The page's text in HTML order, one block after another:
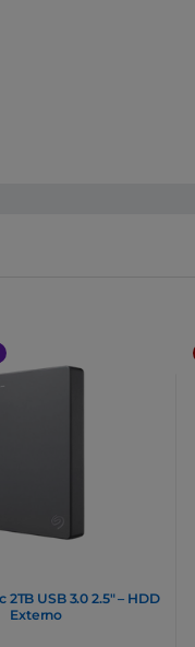
2TB USB 3.0 2.5″ – HDD
Externo